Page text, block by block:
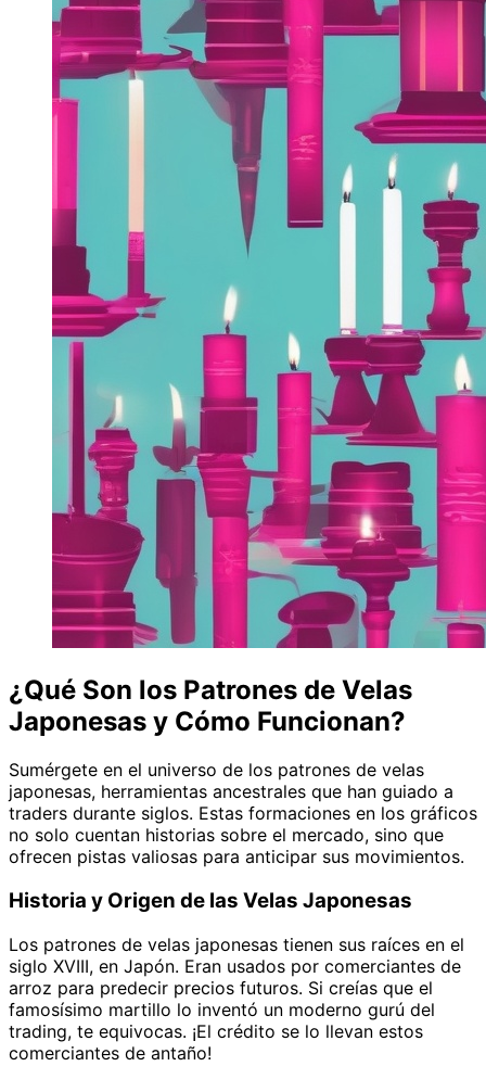
¿Qué Son los Patrones de Velas
Japonesas y Cómo Funcionan?
Sumérgete en el universo de los patrones de velas
japonesas, herramientas ancestrales que han guiado a
traders durante siglos. Estas formaciones en los gráficos
no solo cuentan historias sobre el mercado, sino que
ofrecen pistas valiosas para anticipar sus movimientos.
Historia y Origen de las Velas Japonesas
Los patrones de velas japonesas tienen sus raíces en el
siglo XVIII, en Japón. Eran usados por comerciantes de
arroz para predecir precios futuros. Si creías que el
famosísimo martillo lo inventó un moderno gurú del
trading, te equivocas. ¡El crédito se lo llevan estos
comerciantes de antaño!